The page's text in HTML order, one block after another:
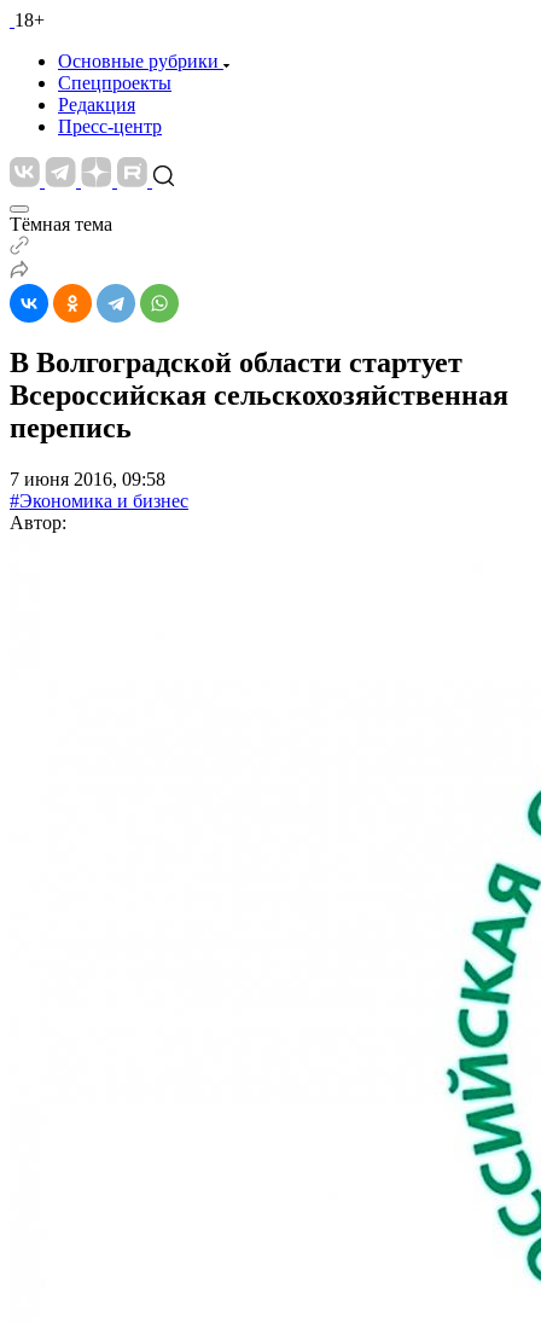
18+
Основные рубрики
Спецпроекты
Редакция
Пресс-центр
Тёмная тема
В Волгоградской области стартует
Всероссийская сельскохозяйственная
перепись
7 июня 2016, 09:58
#Экономика и бизнес
Автор: